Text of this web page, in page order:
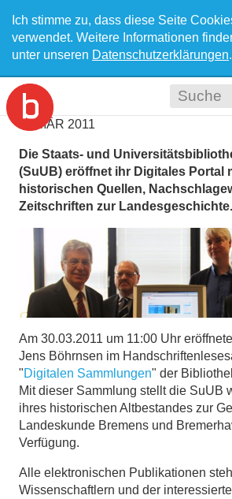
Ich stimme zu, dass diese Seite
verwendet. Weitere Informationen
unter unseren Datenschutzerklärungen.
MÄR 2011
Die Staats- und
(SuUB) eröffnet ihr Digitales Portal
historischen Quellen,
Zeitschriften zur Landesgeschichte.
Am 30.03.2011 um 11:00 Uhr
Jens Böhrnsen im
"Digitalen Sammlungen" der
Mit dieser Sammlung stellt die SuUB
ihres historischen Altbestandes zur
Landeskunde Bremens und
Verfügung.
Alle elektronischen Publikationen
Wissenschaftlern und der